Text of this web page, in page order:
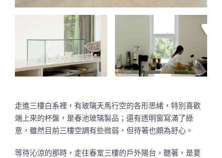
走進三樓白系裡，有玻璃天馬行空的各形思緒，特別喜歡
端上來的杯盤，是春池玻璃製品；還有透明窗寫滿了綠
意，雖然目前三樓空調有些微弱，但待著也頗為舒心。
等待沁涼的那時，走往春室三樓的戶外陽台，聽著，是夏